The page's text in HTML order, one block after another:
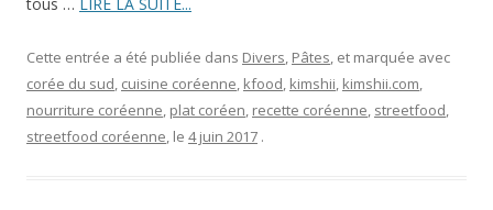
Cette entrée a été publiée dans Divers, Pâtes, et marquée avec
corée du sud, cuisine coréenne, kfood, kimshii, kimshii.com,
nourriture coréenne, plat coréen, recette coréenne, streetfood,
streetfood coréenne, le 4 juin 2017 .